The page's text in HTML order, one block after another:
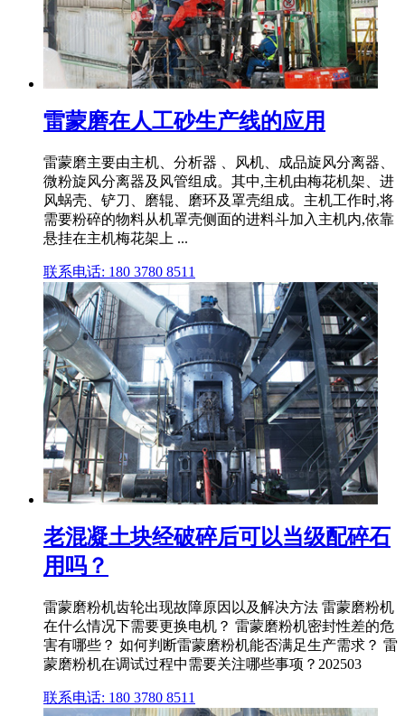
雷蒙磨在人工砂生产线的应用
雷蒙磨主要由主机、分析器 、风机、成品旋风分离器、
微粉旋风分离器及风管组成。其中,主机由梅花机架、进
风蜗壳、铲刀、磨辊、磨环及罩壳组成。主机工作时,将
需要粉碎的物料从机罩壳侧面的进料斗加入主机内,依靠
悬挂在主机梅花架上 ...
联系电话: 180 3780 8511
老混凝土块经破碎后可以当级配碎石
用吗？
雷蒙磨粉机齿轮出现故障原因以及解决方法 雷蒙磨粉机
在什么情况下需要更换电机？ 雷蒙磨粉机密封性差的危
害有哪些？ 如何判断雷蒙磨粉机能否满足生产需求？ 雷
蒙磨粉机在调试过程中需要关注哪些事项？202503
联系电话: 180 3780 8511